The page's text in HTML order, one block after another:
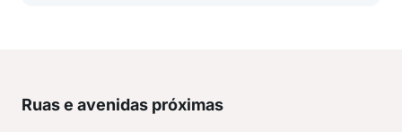
Ruas e avenidas próximas